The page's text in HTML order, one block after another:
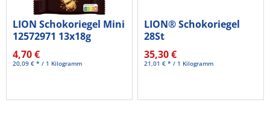
LION Schokoriegel Mini
12572971 13x18g
4,70 €
20,09 € * / 1 Kilogramm
LION® Schokoriegel
28St
35,30 €
21,01 € * / 1 Kilogramm